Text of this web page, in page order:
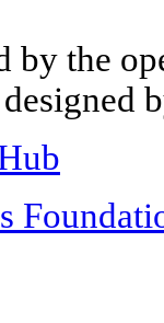
by the